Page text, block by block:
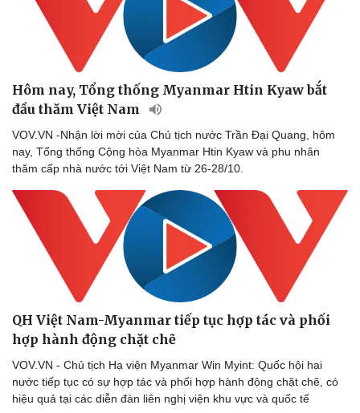
Thế giới thể thao
eSports
Hậu trường
Tư vấn
Hôm nay, Tổng thống Myanmar Htin Kyaw bắt
đầu thăm Việt Nam
VOV.VN -Nhận lời mời của Chủ tịch nước Trần Đại Quang, hôm
nay, Tổng thống Cộng hòa Myanmar Htin Kyaw và phu nhân
thăm cấp nhà nước tới Việt Nam từ 26-28/10.
QH Việt Nam-Myanmar tiếp tục hợp tác và phối
hợp hành động chặt chẽ
VOV.VN - Chủ tịch Hạ viện Myanmar Win Myint: Quốc hội hai
nước tiếp tục có sự hợp tác và phối hợp hành động chặt chẽ, có
hiệu quả tại các diễn đàn liên nghị viện khu vực và quốc tế